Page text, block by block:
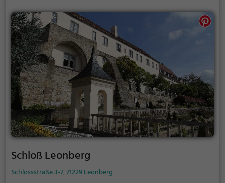
Schloß Leonberg
Schlossstraße 3-7, 71229 Leonberg